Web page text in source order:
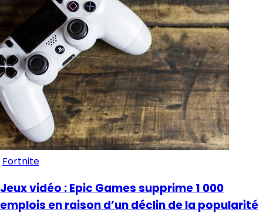
Fortnite
Jeux vidéo : Epic Games supprime 1 000
emplois en raison d’un déclin de la popularité